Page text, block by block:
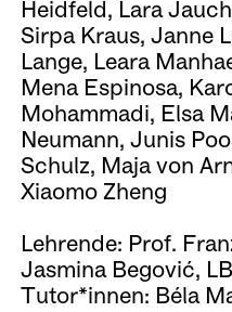
Heidfeld, Lara
Sirpa Kraus, Janne
Lange, Leara
Mena Espinosa,
Mohammadi, Elsa
Neumann, Junis
Schulz, Maja von
Xiaomo Zheng
Lehrende: Prof.
Jasmina Begović,
Tutor*innen: Béla